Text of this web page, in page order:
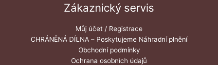
Zákaznický servis
Můj účet / Registrace
CHRÁNĚNÁ DÍLNA – Poskytujeme Náhradní plnění
Obchodní podmínky
Ochrana osobních údajů